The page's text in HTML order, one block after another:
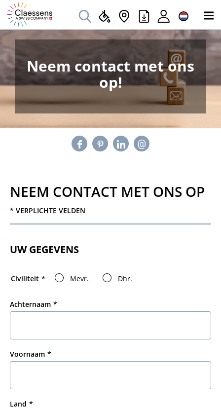
Neem contact met ons
op!
NEEM CONTACT MET ONS OP
* VERPLICHTE VELDEN
UW GEGEVENS
Civiliteit Mevr. Dhr.
Achternaam
Voornaam
Land